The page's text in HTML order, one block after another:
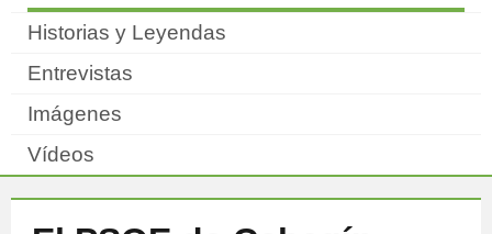
Historias y Leyendas
Entrevistas
Imágenes
Vídeos